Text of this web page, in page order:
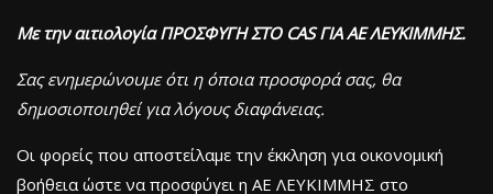
Με την αιτιολογία ΠΡΟΣΦΥΓΗ ΣΤΟ CASΓΙΑ ΑΕ ΛΕΥΚΙΜΜΗΣ.
Σας ενημερώνουμε ότι η όποια προσφορά σας, θα
δημοσιοποιηθεί για λόγους διαφάνειας.
Οι φορείς που αποστείλαμε την έκκληση για οικονομική
βοήθεια ώστε να προσφύγει η ΑΕ ΛΕΥΚΙΜΜΗΣ στο